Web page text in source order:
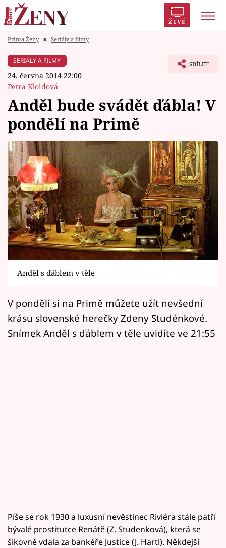
ŽIVĚ
Módní alarm
Témata
Celebrity
Vztahy
Seriály
Horoskopy
Sledujte prima+
Filmový festival Karlovy Vary
Pořady
Mámy sobě
Prima Ženy ■ Seriály a filmy
SERIÁLY A FILMY
24. června 2014 22:00
Petra Kloidová
SDÍLET
Anděl bude svádět ďábla! V
pondělí na Primě
Anděl s ďáblem v těle
V pondělí si na Primě můžete užít nevšední
krásu slovenské herečky Zdeny Studénkové.
Snímek Anděl s ďáblem v těle uvidíte ve 21:55
Píše se rok 1930 a luxusní nevěstinec Riviéra stále patří
bývalé prostitutce Renátě (Z. Studenková), která se
šikovně vdala za bankéře Justice (J. Hartl). Někdejší